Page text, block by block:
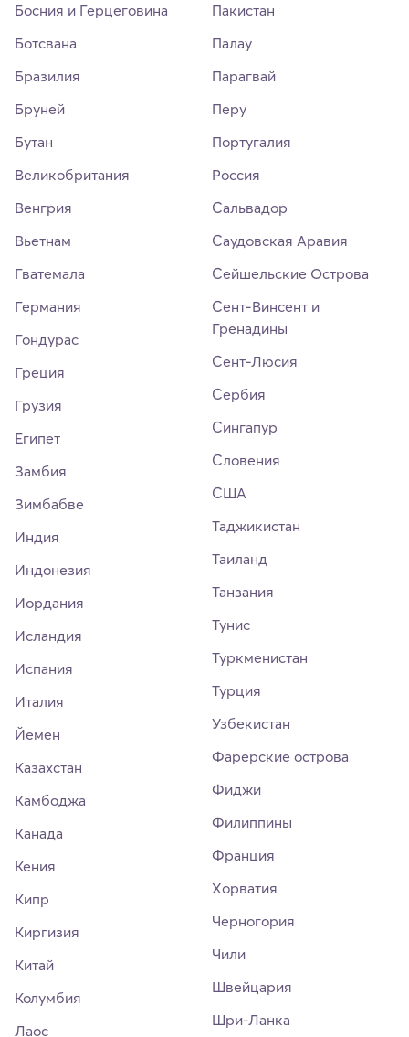
Босния и Герцеговина
Ботсвана
Бразилия
Бруней
Бутан
Великобритания
Венгрия
Вьетнам
Гватемала
Германия
Гондурас
Греция
Грузия
Египет
Замбия
Зимбабве
Индия
Индонезия
Иордания
Исландия
Испания
Италия
Йемен
Казахстан
Камбоджа
Канада
Кения
Кипр
Киргизия
Китай
Колумбия
Лаос
Пакистан
Палау
Парагвай
Перу
Португалия
Россия
Сальвадор
Саудовская Аравия
Сейшельские Острова
Сент-Винсент и
Гренадины
Сент-Люсия
Сербия
Сингапур
Словения
США
Таджикистан
Таиланд
Танзания
Тунис
Туркменистан
Турция
Узбекистан
Фарерские острова
Фиджи
Филиппины
Франция
Хорватия
Черногория
Чили
Швейцария
Шри-Ланка